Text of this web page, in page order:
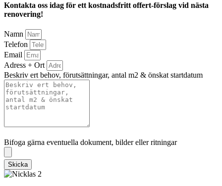
Kontakta oss idag för ett kostnadsfritt offert-förslag vid nästa
renovering!
Namn
Telefon
Email
Adress + Ort
Beskriv ert behov, förutsättningar, antal m2 & önskat startdatum
Bifoga gärna eventuella dokument, bilder eller ritningar
Skicka